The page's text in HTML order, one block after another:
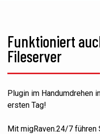
Funktioniert
Fileserver
Plugin im Handumdrehen
ersten Tag!
Mit migRaven.24/7